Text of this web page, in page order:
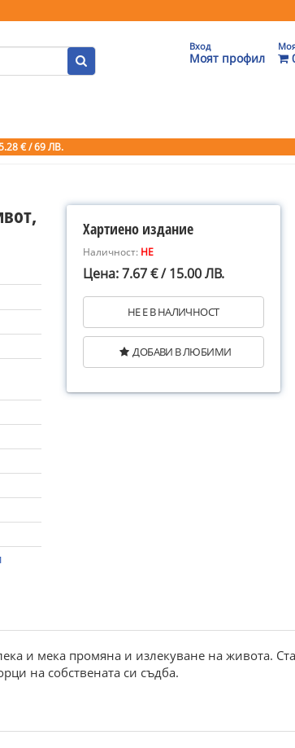
Вход
Моят профил
€ / 69 ЛВ.
Хартиено издание
Наличност: НЕ
Цена: 7.67 € / 15.00 ЛВ.
НЕ Е В НАЛИЧНОСТ
ДОБАВИ В ЛЮБИМИ
и мека промяна и излекуване на живота.
на собствената си съдба.